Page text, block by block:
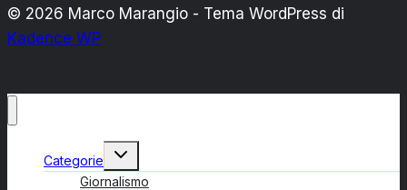
© 2026 Marco Marangio - Tema WordPress di
Kadence WP
Categorie
Alterna
figlio
Giornalismo